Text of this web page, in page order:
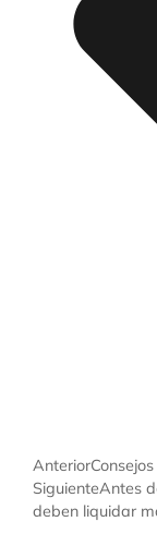
Anterior
SiguienteAntes
deben liquidar